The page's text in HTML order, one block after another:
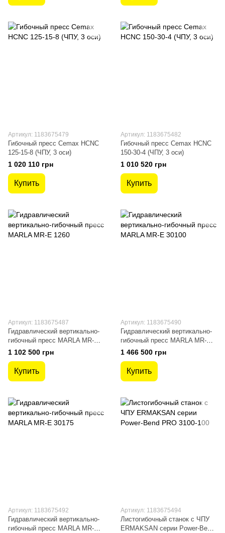
Артикул: 1183675479
Гибочный пресс Cemax HCNC
125-15-8 (ЧПУ, 3 оси)
1 020 110 грн
Купить
Артикул: 1183675482
Гибочный пресс Cemax HCNC
150-30-4 (ЧПУ, 3 оси)
1 010 520 грн
Купить
Артикул: 1183675487
Гидравлический вертикально-
гибочный пресс MARLA MR-E
1260
1 102 500 грн
Купить
Артикул: 1183675490
Гидравлический вертикально-
гибочный пресс MARLA MR-E
30100
1 466 500 грн
Купить
Артикул: 1183675492
Гидравлический вертикально-
гибочный пресс MARLA MR-E
Артикул: 1183675494
Листогибочный станок c ЧПУ
ERMAKSAN серии Power-Bend